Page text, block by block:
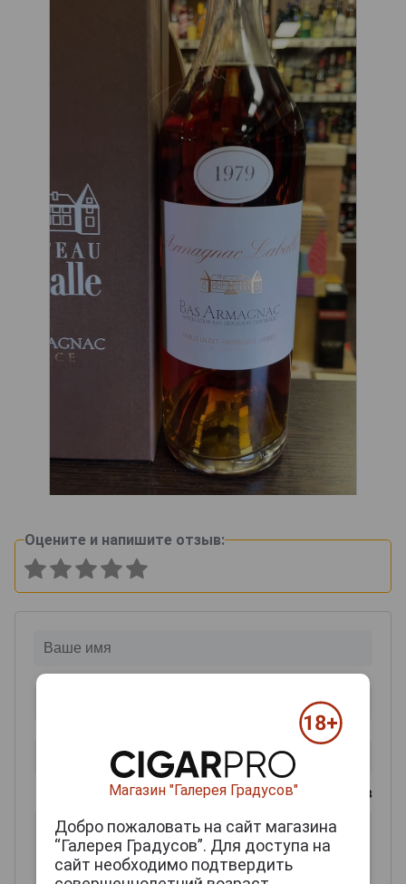
Оцените и напишите отзыв:
0из 2000 знаков
Магазин "Галерея Градусов"
Добро пожаловать на сайт магазина
“Галерея Градусов”. Для доступа на
сайт необходимо подтвердить